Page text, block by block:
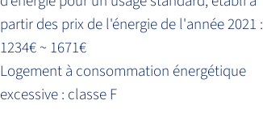
partir des prix de l'énergie de l'année 2021 :
1234€ ~ 1671€
Logement à consommation énergétique
excessive : classe F